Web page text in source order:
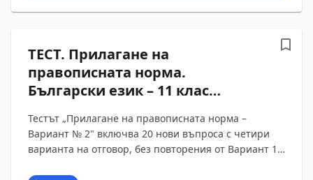
ТЕСТ. Прилагане на
правописната норма.
Български език – 11 клас
Тестът „Прилагане на правописната норма –
Вариант № 2" включва 20 нови въпроса с четири
варианта на отговор, без повторения от Вариант 1.